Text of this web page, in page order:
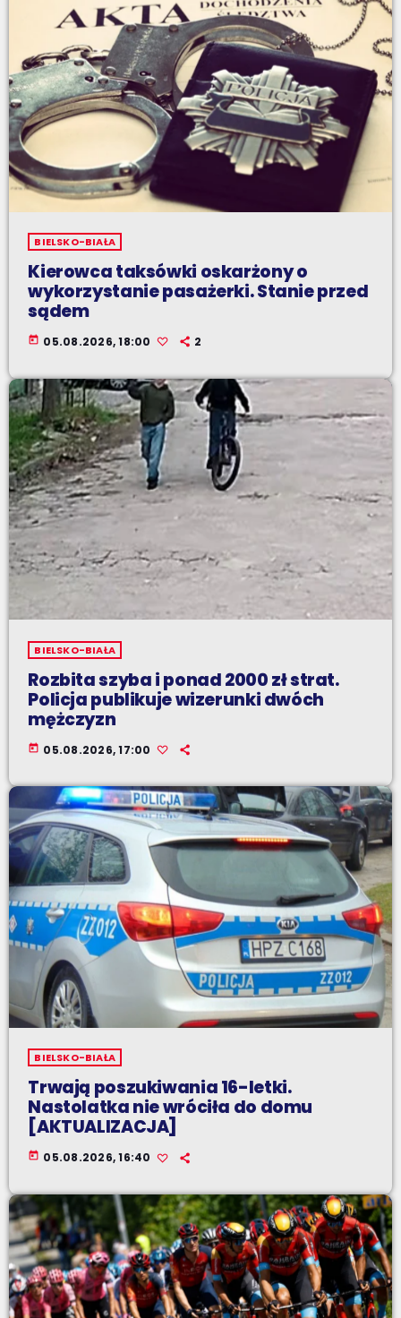
BIELSKO-BIAŁA
Kierowca taksówki oskarżony o
wykorzystanie pasażerki. Stanie przed
sądem
today 05.08.2026, 18:00 2
BIELSKO-BIAŁA
Rozbita szyba i ponad 2000 zł strat.
Policja publikuje wizerunki dwóch
mężczyzn
today 05.08.2026, 17:00
BIELSKO-BIAŁA
Trwają poszukiwania 16-letki.
Nastolatka nie wróciła do domu
[AKTUALIZACJA]
today 05.08.2026, 16:40